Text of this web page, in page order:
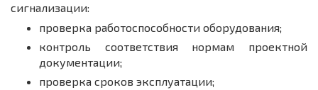
сигнализации:
проверка работоспособности оборудования;
контроль соответствия нормам проектной
документации;
проверка сроков эксплуатации;